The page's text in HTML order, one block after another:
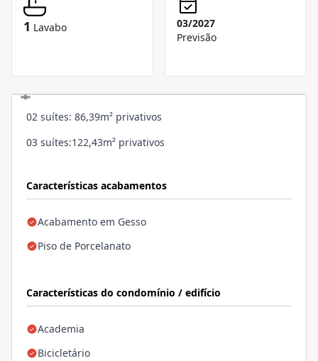
1 Lavabo
03/2027
Previsão
Características acabamentos
Acabamento em Gesso
Piso de Porcelanato
Características do condomínio / edifício
Academia
Bicicletário
02 suítes: 86,39m² privativos
03 suítes:122,43m² privativos